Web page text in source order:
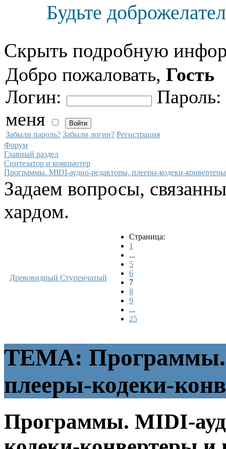
Будьте
Скрыть подробную
Добро пожаловать, Гость
Логин:
Пароль:
меня
Забыли пароль? Забыли логин? Регистрация
Форум
Главный раздел
Синтезатор и компьютер
Программы. MIDI-аудио-редакторы, плееры-кодеки-
Задаем вопросы,
хардом.
Древовидный Ступенчатый
Страница:
1
...
5
6
7
8
9
...
25
ТЕМА: Программы.
плееры-кодеки-
Программы. MIDI-